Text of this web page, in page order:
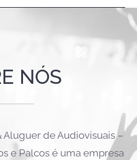
NÓS
Aluguer de Audiovisuais –
e Palcos é uma empresa